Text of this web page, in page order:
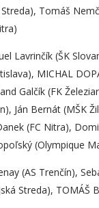
Tomáš
Lavrinčík (ŠK
MICHAL
Galčík (FK
Ján Bernát (MŠK
(FC Nitra),
(Olympique
(AS Trenčín),
Streda), TOMÁŠ